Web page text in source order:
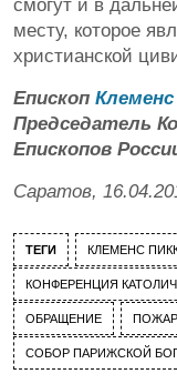
смогут и в
месту, которое
христианской
Епископ
Председатель
Епископов
Саратов,
ТЕГИ КЛЕМЕНС
КОНФЕРЕНЦИЯ
ОБРАЩЕНИЕ ПОЖАР
СОБОР ПАРИЖСКОЙ